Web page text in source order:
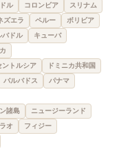
ル コロンビア
スリナム
ズエラ ペルー ボリビア
バドル
キューバ
ントルシア
ドミニカ共和国
バルバドス
パナマ
諸島
ニュージーランド
オ
フィジー